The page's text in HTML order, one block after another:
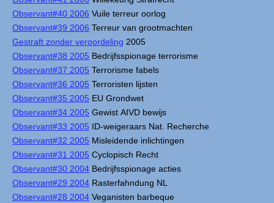
Observant#40 2006 Vuile terreur oorlog
Observant#39 2006 Terreur van grootmachten
Gestraft zonder veroordeling 2005
Observant#38 2005 Bedrijfsspionage terrorisme
Observant#37 2005 Terrorisme fabels
Observant#36 2005 Terroristen lijsten
Observant#35 2005 EU Grondwet
Observant#34 2005 Gewist AIVD bewijs
Observant#33 2005 ID-weigeraars Nat. Recherche
Observant#32 2005 Misleidende inlichtingen
Observant#31 2005 Cyclopisch Recht
Observant#30 2004 Bedrijfsspionage acties
Observant#29 2004 Rasterfahndung NL
Observant#28 2004 Veganisten barbeque